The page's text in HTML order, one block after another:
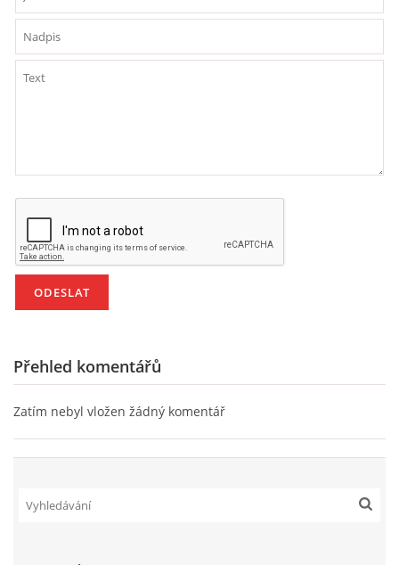
VZDĚLÁVACÍ BLOK LEDEN
VZDĚLÁVACÍ BLOK ÚNOR
VÝTVARNÉ TECHNIKY
VÝTVARNÉ POMŮCKY
VÝTVARNÉ AKTIVITY - PODZIM
VÝTVARNÉ AKTIVITY - ZIMA
Přehled komentářů
Zatím nebyl vložen žádný komentář